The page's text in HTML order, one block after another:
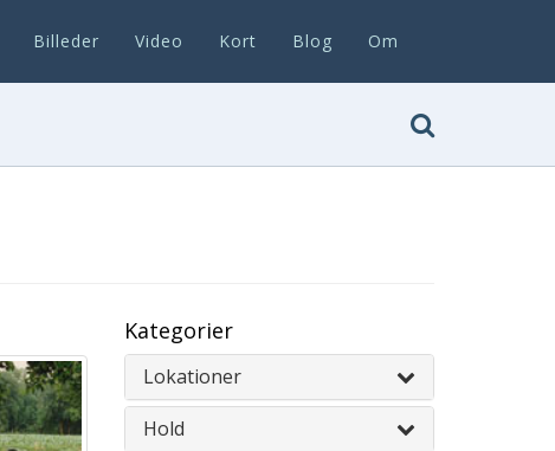
Billeder Video Kort Blog Om
Kategorier
Lokationer
Hold